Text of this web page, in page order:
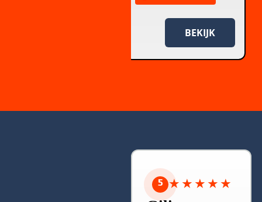
BEKIJK
5 ★ ★ ★ ★ ★